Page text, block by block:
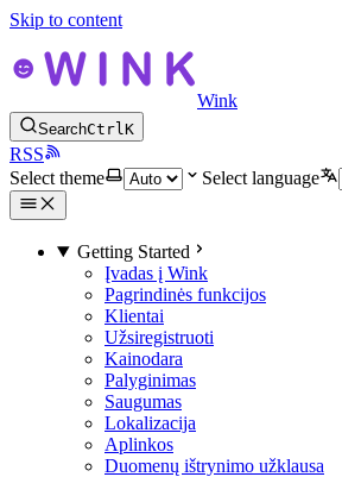
Skip to content
Wink
SearchCtrlK
RSS
Select theme
Select language
Getting Started
Įvadas į Wink
Pagrindinės funkcijos
Klientai
Užsiregistruoti
Kainodara
Palyginimas
Saugumas
Lokalizacija
Aplinkos
Duomenų ištrynimo užklausa